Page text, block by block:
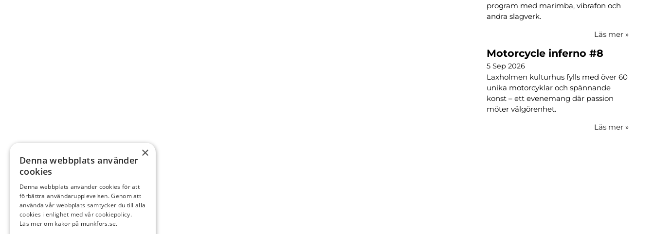
program med marimba, vibrafon och
andra slagverk.
Läs mer »
Motorcycle inferno #8
5 Sep 2026
Laxholmen kulturhus fylls med över 60
unika motorcyklar och spännande
konst – ett evenemang där passion
möter välgörenhet.
Läs mer »
×
Denna webbplats använder
cookies
Denna webbplats använder cookies för att
förbättra användarupplevelsen. Genom att
använda vår webbplats samtycker du till alla
cookies i enlighet med vår cookiepolicy.
Läs mer om kakor på munkfors.se.